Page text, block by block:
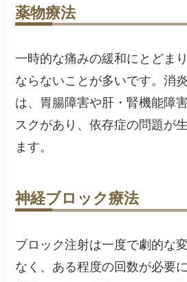
薬物療法
一時的な痛みの緩和にとどま
ならないことが多いです。消
は、胃腸障害や肝・腎機能障
スクがあり、依存症の問題が
ます。
神経ブロック療法
ブロック注射は一度で劇的な
なく、ある程度の回数が必要